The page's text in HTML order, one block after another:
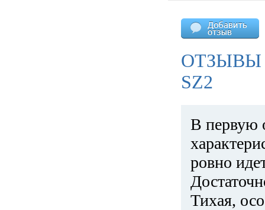
ОТЗЫВЫ
SZ2
В первую
ровно
Тихая,